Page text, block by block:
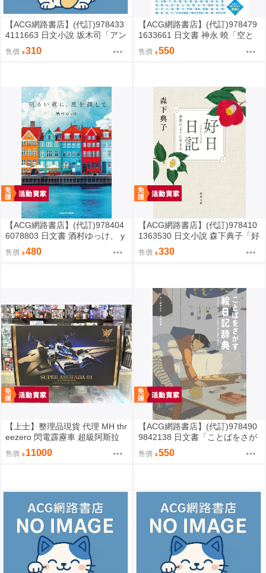
【ACG網路書店】(代訂)978433
4111663 日文小說 坂木司「アン
と幸福」
售價 310
【ACG網路書店】(代訂)978479
1633661 日文書 神永 曉「空と
海と大地の言葉辞典」
售價 550
【ACG網路書店】(代訂)978404
6078803 日文書 酒村ゆっけ、 y
ukke sakamura「明るい夜に、
星を探して」
售價 480
【ACG網路書店】(代訂)978410
1363530 日文小說 森下典子「好
日日記：季節のように生きる」
售價 330
【上士】整理品現貨 代理 MH thr
eezero 閃電霹靂車 超級阿斯拉
完全變形 無壓克力盒 請詳閱內文
售價 11000
【ACG網路書店】(代訂)978490
9842138 日文書「ことばをさが
す絵日記辞典」YUEISHA DICTI
ONARY
售價 550